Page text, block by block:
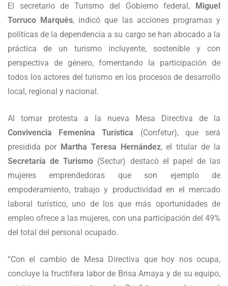
El secretario de Turismo del Gobierno federal,
Miguel
Torruco Marqués, indicó que las acciones programas y
políticas de la dependencia a su cargo se han abocado a la
práctica de un turismo incluyente, sostenible y con
perspectiva de género, fomentando la participación de
todos los actores del turismo en los procesos de desarrollo
local, regional y nacional.
Al tomar protesta a la nueva Mesa Directiva de la
Convivencia Femenina Turística (Confetur), que será
presidida por Martha Teresa Hernández, el titular de la
Secretaría de Turismo (Sectur) destacó el papel de las
mujeres emprendedoras que son ejemplo de
empoderamiento, trabajo y productividad en el mercado
laboral turístico, uno de los que más oportunidades de
empleo ofrece a las mujeres, con una participación del 49%
del total del personal ocupado.
“Con el cambio de Mesa Directiva que hoy nos ocupa,
concluye la fructífera labor de Brisa Amaya y de su equipo,